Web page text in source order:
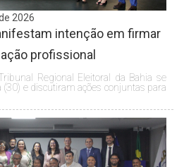
2026
intenção em firmar
profissional
Regional Eleitoral da Bahia se
e discutiram ações conjuntas para